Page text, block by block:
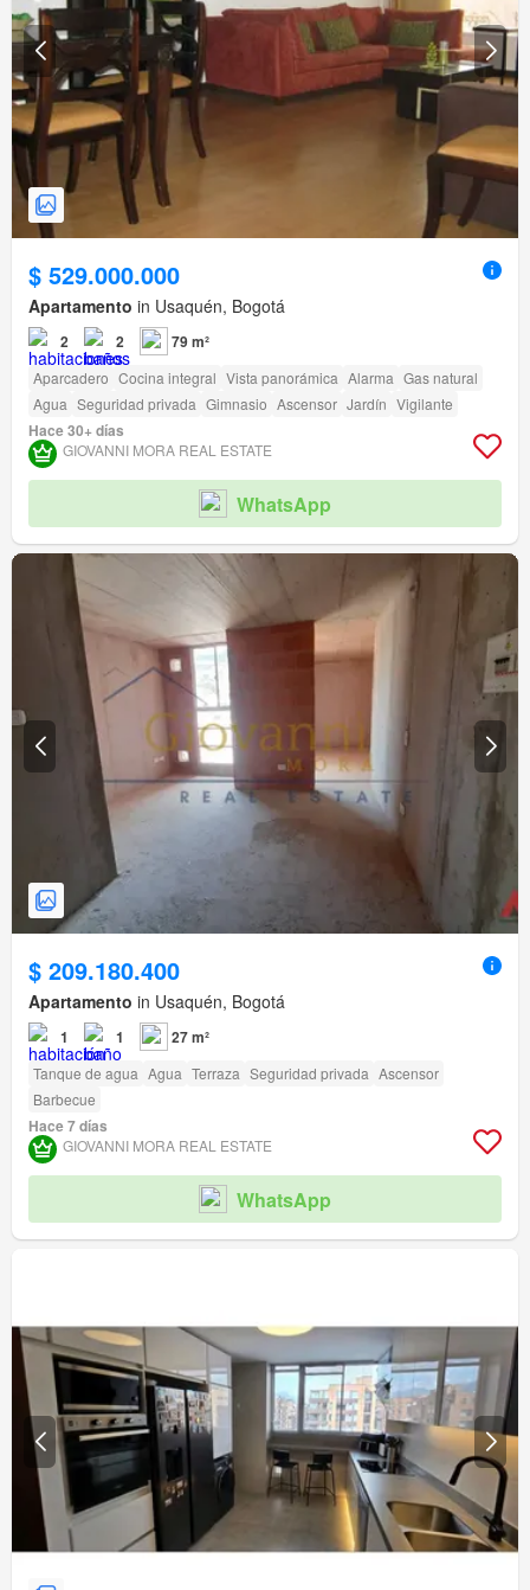
$ 529.000.000
Apartamento in Usaquén, Bogotá
2 2 79 m²
Aparcadero Cocina integral Vista panorámica Alarma Gas natural
Agua Seguridad privada Gimnasio Ascensor Jardín Vigilante
Hace 30+ días
GIOVANNI MORA REAL ESTATE
WhatsApp
$ 209.180.400
Apartamento in Usaquén, Bogotá
1 1 27 m²
Tanque de agua Agua Terraza Seguridad privada Ascensor
Barbecue
Hace 7 días
GIOVANNI MORA REAL ESTATE
WhatsApp